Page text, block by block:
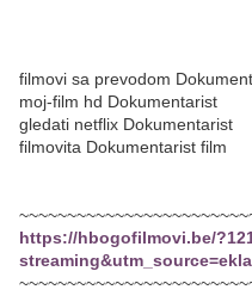
filmovi sa prevodom
moj-film hd Dokumentarist
gledati netflix Dokumentarist
filmovita Dokumentarist film
https://hbogofilmovi.be/